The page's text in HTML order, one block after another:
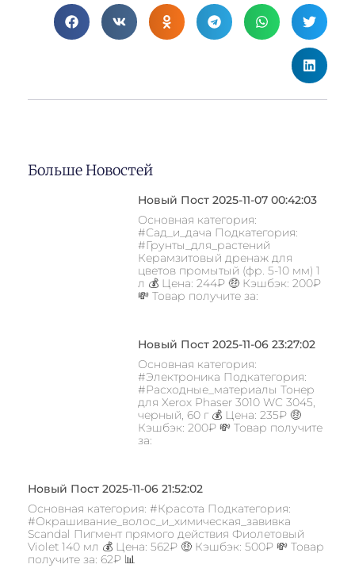
Больше Новостей
Новый Пост 2025-11-07 00:42:03
Основная категория:
#Сад_и_дача Подкатегория:
#Грунты_для_растений
Керамзитовый дренаж для
цветов промытый (фр. 5-10 мм) 1
л 💰 Цена: 244₽ 🤑 Кэшбэк: 200₽
💸 Товар получите за:
Новый Пост 2025-11-06 23:27:02
Основная категория:
#Электроника Подкатегория:
#Расходные_материалы Тонер
для Xerox Phaser 3010 WC 3045,
черный, 60 г 💰 Цена: 235₽ 🤑
Кэшбэк: 200₽ 💸 Товар получите
за:
Новый Пост 2025-11-06 21:52:02
Основная категория: #Красота Подкатегория:
#Окрашивание_волос_и_химическая_завивка
Scandal Пигмент прямого действия Фиолетовый
Violet 140 мл 💰 Цена: 562₽ 🤑 Кэшбэк: 500₽ 💸 Товар
получите за: 62₽ 📊